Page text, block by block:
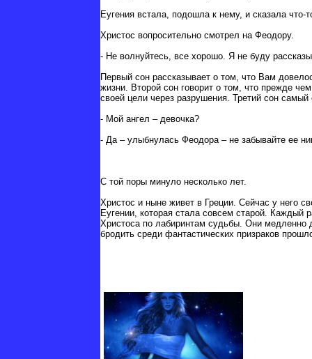
Еугения встала, подошла к нему, и сказала
Христос вопросительно смотрел на Феодору.
- Не волнуйтесь, все хорошо. Я не буду
Первый сон рассказывает о том, что Вам
жизни. Второй сон говорит о том, что прежде
своей цели через разрушения. Третий сон
- Мой ангел – девочка?
- Да – улыбнулась Феодора – не забывайте ее
С той поры минуло несколько лет.
Христос и ныне живет в Греции. Сейчас у него
Еугении, которая стала совсем старой. Каждый
Христоса по лабиринтам судьбы. Они медленно
бродить среди фантастических призраков